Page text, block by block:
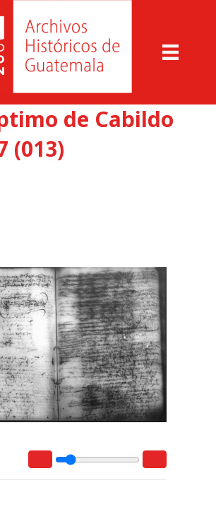
de Cabildo
(013)